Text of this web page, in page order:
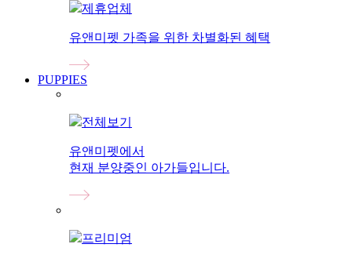
제휴업체
유앤미펫 가족을 위한 차별화된 혜택
PUPPIES
전체보기
유앤미펫에서
현재 분양중인 아가들입니다.
프리미엄